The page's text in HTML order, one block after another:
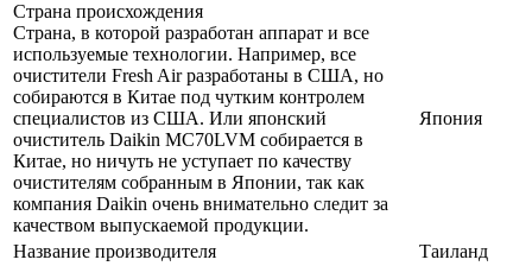
Страна происхождения
Страна, в которой разработан аппарат и все
используемые технологии. Например, все
очистители Fresh Air разработаны в США, но
собираются в Китае под чутким контролем
специалистов из США. Или японский
очиститель Daikin MC70LVM собирается в
Китае, но ничуть не уступает по качеству
очистителям собранным в Японии, так как
компания Daikin очень внимательно следит за
качеством выпускаемой продукции.
Япония
Название производителя
Таиланд